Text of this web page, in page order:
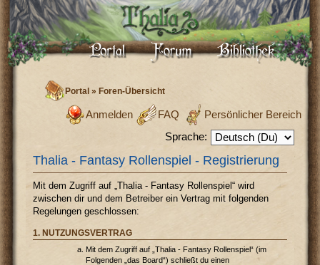
Portal »Foren-Übersicht
Persönlicher Bereich
FAQ
Anmelden
Sprache:
Thalia - Fantasy Rollenspiel - Registrierung
Mit dem Zugriff auf „Thalia - Fantasy Rollenspiel“ wird
zwischen dir und dem Betreiber ein Vertrag mit folgenden
Regelungen geschlossen:
1. NUTZUNGSVERTRAG
Mit dem Zugriff auf „Thalia - Fantasy Rollenspiel“ (im
Folgenden „das Board“) schließt du einen